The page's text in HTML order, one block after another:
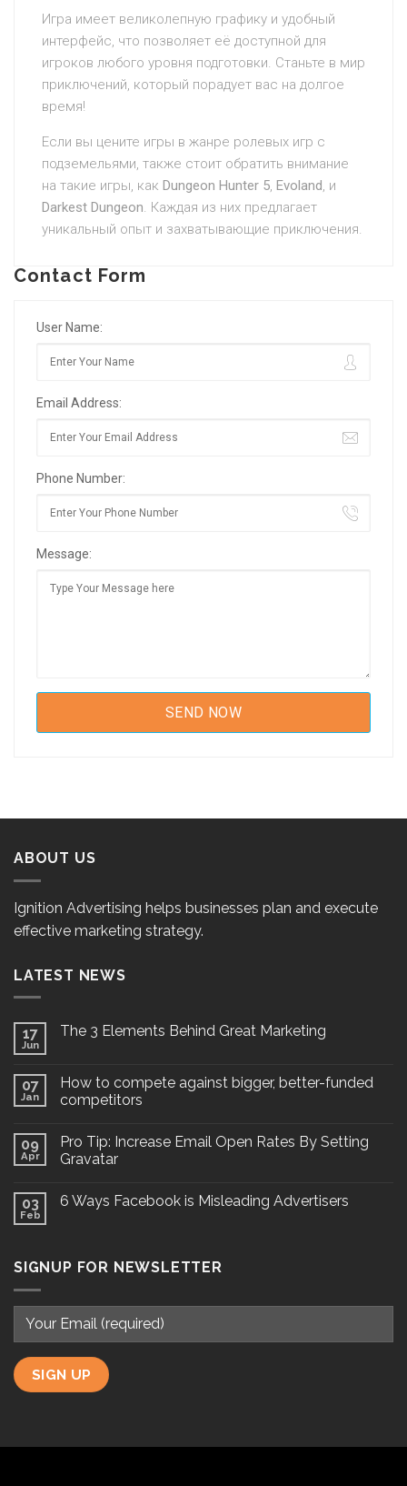
Игра имеет великолепную графику и удобный
интерфейс, что позволяет её доступной для
игроков любого уровня подготовки. Станьте в мир
приключений, который порадует вас на долгое
время!
Если вы цените игры в жанре ролевых игр с
подземельями, также стоит обратить внимание
на такие игры, как Dungeon Hunter 5, Evoland, и
Darkest Dungeon. Каждая из них предлагает
уникальный опыт и захватывающие приключения.
Contact Form
User Name:
Email Address:
Phone Number:
Message:
ABOUT US
Ignition Advertising helps businesses plan and execute
effective marketing strategy.
LATEST NEWS
17
Jun
The 3 Elements Behind Great Marketing
07
Jan
How to compete against bigger, better-funded
competitors
09
Apr
Pro Tip: Increase Email Open Rates By Setting
Gravatar
03
Feb
6 Ways Facebook is Misleading Advertisers
SIGNUP FOR NEWSLETTER